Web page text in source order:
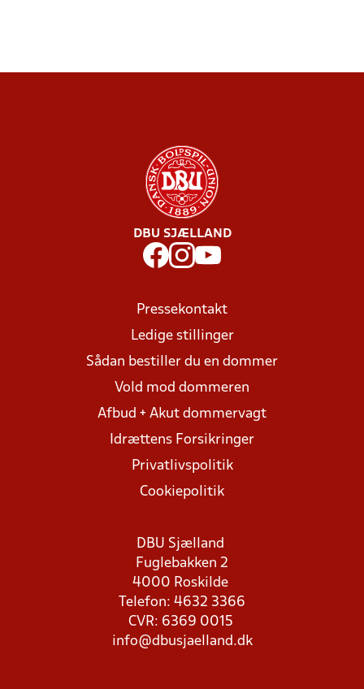
DBU SJÆLLAND
Pressekontakt
Ledige stillinger
Sådan bestiller du en dommer
Vold mod dommeren
Afbud + Akut dommervagt
Idrættens Forsikringer
Privatlivspolitik
Cookiepolitik
DBU Sjælland
Fuglebakken 2
4000 Roskilde
Telefon: 4632 3366
CVR: 6369 0015
info@dbusjaelland.dk